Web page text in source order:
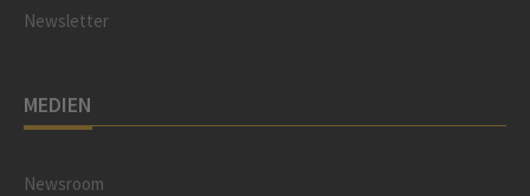
Newsletter
MEDIEN
Newsroom